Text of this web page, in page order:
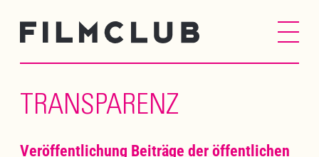
TRANSPARENZ
Veröffentlichung Beiträge der öffentlichen